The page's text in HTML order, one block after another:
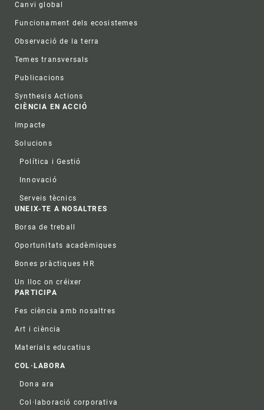
Canvi global
Funcionament dels ecosistemes
Observació de la terra
Temes transversals
Publicacions
Synthesis Actions
CIÈNCIA EN ACCIÓ
Impacte
Solucions
Política i Gestió
Innovació
Serveis tècnics
UNEIX-TE A NOSALTRES
Borsa de treball
Oportunitats acadèmiques
Bones pràctiques HR
Un lloc on créixer
PARTICIPA
Fes ciència amb nosaltres
Art i ciència
Materials educatius
COL·LABORA
Dona ara
Col·laboració corporativa